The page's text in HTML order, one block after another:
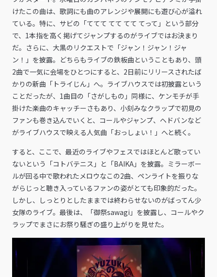
けたこの曲は、歌詞にも曲のアレンジや展開にも遊び心が溢れ
ている。特に、サビの「ててて てて てて てって」という部分
で、1本指を高く掲げてジャンプするのがライブではお決まり
だ。さらに、大黒のリクエストで「ジャン！ジャン！ジャ
ン！」を披露。どちらもライブの鉄板曲ということもあり、頭
2曲で一気に会場をひとつにすると、2日前にリリースされたば
かりの新曲「トライじん」へ。ライブハウスでは初披露という
ことだったが、1曲目の「さがしもの」同様に、ケンモチが手
掛けた楽曲のキャッチーさもあり、小刻みなクラップで初見の
ファンも巻き込んでいくと、コールやジャンプ、ヘドバンなど
がライブハウスで映える人気曲「おっしょい！」へと続く。
すると、ここで、最近のライブやフェスではほとんど歌ってい
ないという「コトバテニス」と「BAIKA」を披露。ミラーボー
ルが回る中で歌われたメロウなこの2曲、ペンライトを振りな
がらじっと聴き入っているファンの姿がとても印象的だった。
しかし、しっとりとしたままでは終わらせないのがばってん少
女隊のライブ。最後は、「御祭sawagi」を披露し、コールやク
ラップでまさにお祭り騒ぎの盛り上がりを見せた。